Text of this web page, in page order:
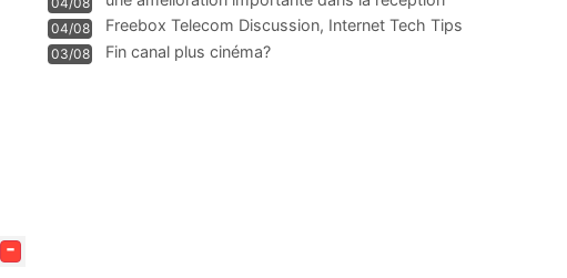
-
WIFI
04/08
Freebox Telecom Discussion, Internet Tech Tips
Communi
03/08 Fin canal plus cinéma?